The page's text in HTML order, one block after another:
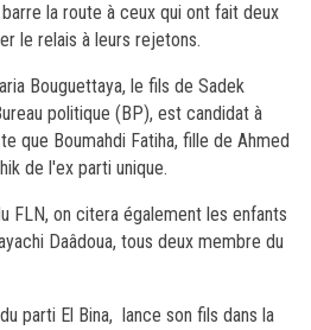
la route à ceux qui ont fait deux
le relais à leurs rejetons.
Bouguettaya, le fils de Sadek
politique (BP), est candidat à
que Boumahdi Fatiha, fille de Ahmed
de l'ex parti unique.
FLN, on citera également les enfants
Daâdoua, tous deux membre du
parti El Bina, lance son fils dans la